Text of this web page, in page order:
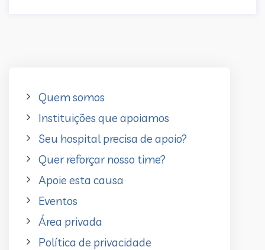
Quem somos
Instituições que apoiamos
Seu hospital precisa de apoio?
Quer reforçar nosso time?
Apoie esta causa
Eventos
Área privada
Política de privacidade